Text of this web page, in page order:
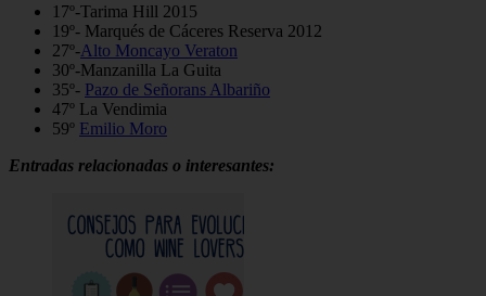
17º-Tarima Hill 2015
19º- Marqués de Cáceres Reserva 2012
27º-Alto Moncayo Veraton
30º-Manzanilla La Guita
35º- Pazo de Señorans Albariño
47º La Vendimia
59º Emilio Moro
Entradas relacionadas o interesantes: